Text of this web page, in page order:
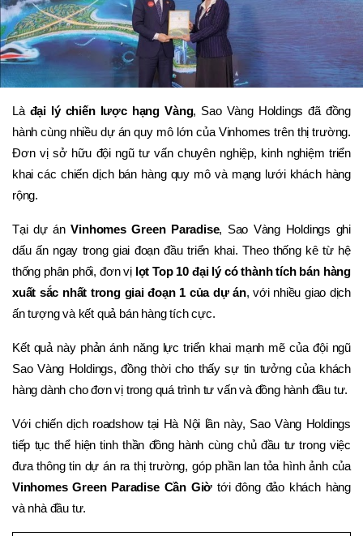
Là đại lý chiến lược hạng Vàng, Sao Vàng Holdings đã đồng
hành cùng nhiều dự án quy mô lớn của Vinhomes trên thị trường.
Đơn vị sở hữu đội ngũ tư vấn chuyên nghiệp, kinh nghiệm triển
khai các chiến dịch bán hàng quy mô và mạng lưới khách hàng
rộng.
Tại dự án Vinhomes Green Paradise, Sao Vàng Holdings ghi
dấu ấn ngay trong giai đoạn đầu triển khai. Theo thống kê từ hệ
thống phân phối, đơn vị lọt Top 10 đại lý có thành tích bán hàng
xuất sắc nhất trong giai đoạn 1 của dự án, với nhiều giao dịch
ấn tượng và kết quả bán hàng tích cực.
Kết quả này phản ánh năng lực triển khai mạnh mẽ của đội ngũ
Sao Vàng Holdings, đồng thời cho thấy sự tin tưởng của khách
hàng dành cho đơn vị trong quá trình tư vấn và đồng hành đầu tư.
Với chiến dịch roadshow tại Hà Nội lần này, Sao Vàng Holdings
tiếp tục thể hiện tinh thần đồng hành cùng chủ đầu tư trong việc
Vinhomes Green Paradise Cần Giờ tới đông đảo khách hàng
và nhà đầu tư.